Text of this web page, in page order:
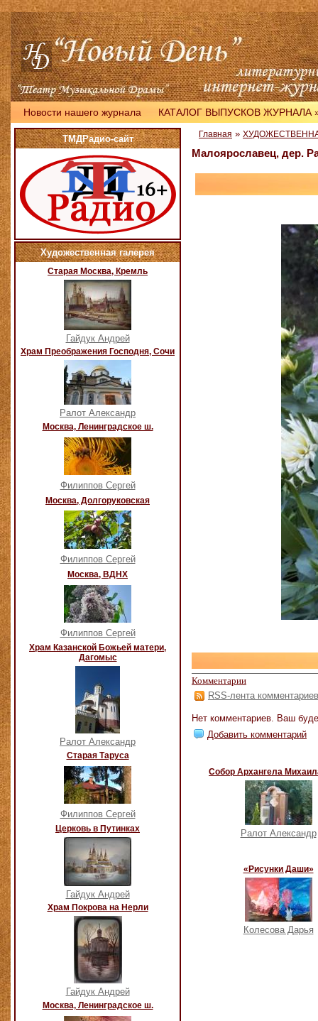
Новости нашего журнала КАТАЛОГ ВЫПУСКОВ ЖУРНАЛА
ТМДРадио-сайт
Художественная галерея
Старая Москва, Кремль
Гайдук Андрей
Храм Преображения Господня, Сочи
Ралот Александр
Москва, Ленинградское ш.
Филиппов Сергей
Москва, Долгоруковская
Филиппов Сергей
Москва, ВДНХ
Филиппов Сергей
Храм Казанской Божьей матери,
Дагомыс
Ралот Александр
Старая Таруса
Филиппов Сергей
Церковь в Путинках
Гайдук Андрей
Храм Покрова на Нерли
Гайдук Андрей
Москва, Ленинградское ш.
Главная »
Малоярославец, дер.
Комментарии
RSS-лента комментариев
Нет комментариев. Ваш
Добавить комментарий
Собор Архангела
Ралот Александр
«Рисунки Даши»
Колесова Дарья